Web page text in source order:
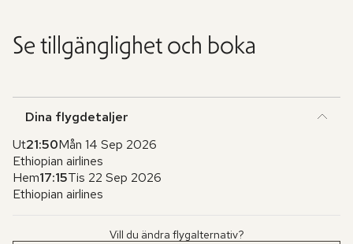
Se tillgänglighet och boka
Dina flygdetaljer
Ut21:50Mån 14 Sep 2026
Ethiopian airlines
Hem17:15Tis 22 Sep 2026
Ethiopian airlines
Vill du ändra flygalternativ?